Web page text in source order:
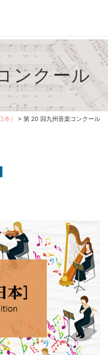
ンクール
本］ > 第 20 回九州音楽コンクール